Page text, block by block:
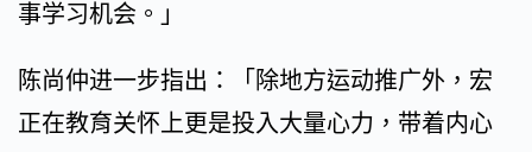
事学习机会。」
陈尚仲进一步指出：「除地方运动推广外，宏
正在教育关怀上更是投入大量心力，带着内心